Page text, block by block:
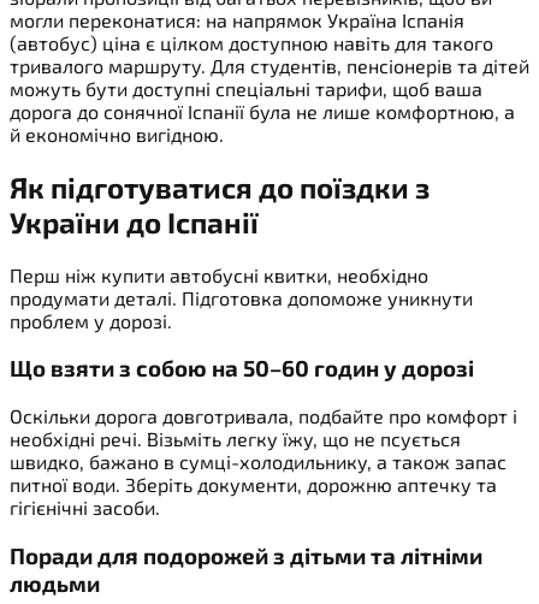
могли переконатися: на напрямок Україна Іспанія
(автобус) ціна є цілком доступною навіть для такого
тривалого маршруту. Для студентів, пенсіонерів та дітей
можуть бути доступні спеціальні тарифи, щоб ваша
дорога до сонячної Іспанії була не лише комфортною, а
й економічно вигідною.
Як підготуватися до поїздки з
України до Іспанії
Перш ніж купити автобусні квитки, необхідно
продумати деталі. Підготовка допоможе уникнути
проблем у дорозі.
Що взяти з собою на 50–60 годин у дорозі
Оскільки дорога довготривала, подбайте про комфорт і
необхідні речі. Візьміть легку їжу, що не псується
швидко, бажано в сумці-холодильнику, а також запас
питної води. Зберіть документи, дорожню аптечку та
гігієнічні засоби.
Поради для подорожей з дітьми та літніми
людьми